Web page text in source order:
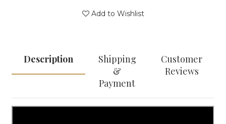
Add to Wishlist
Description
Shipping
&
Payment
Customer
Reviews